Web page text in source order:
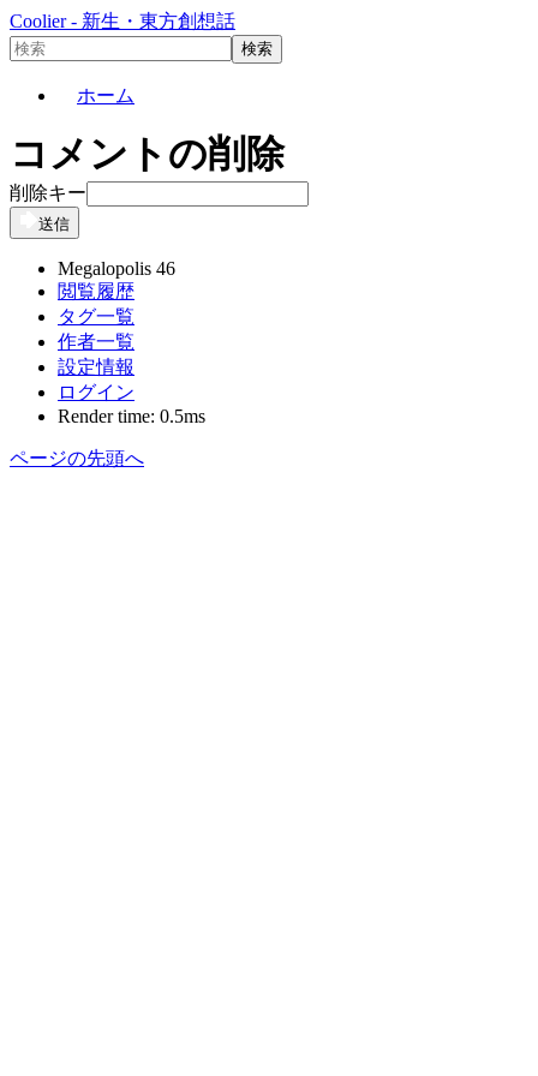
Coolier - 新生・東方創想話
ホーム
コメントの削除
削除キー
送信
Megalopolis 46
閲覧履歴
タグ一覧
作者一覧
設定情報
ログイン
Render time: 0.5ms
ページの先頭へ